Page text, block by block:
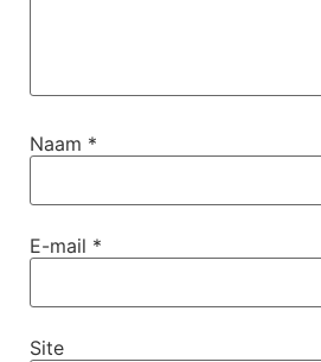
Naam *
E-mail *
Site